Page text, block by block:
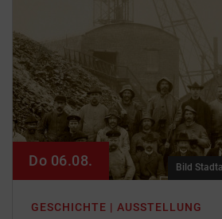
GESCHICHTE | AUSSTELLUNG
Do 06.08. Bild